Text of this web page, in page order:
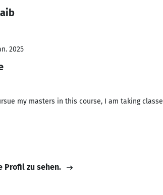
2025
my masters in this course, I am taking
Profil zu sehen.